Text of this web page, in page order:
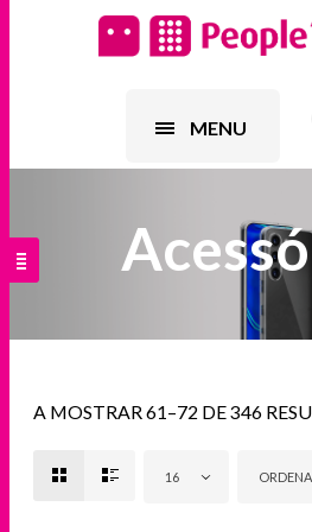
MENU
A MOSTRAR 61–72 DE 346
16